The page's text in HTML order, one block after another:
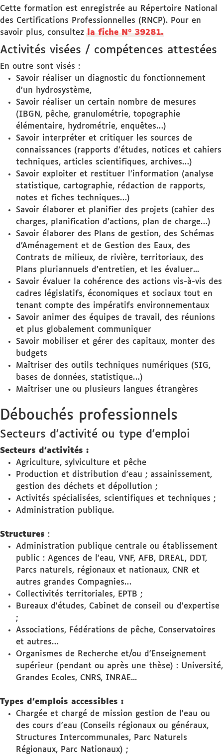
Cette formation est enregistrée au Répertoire National
des Certifications Professionnelles (RNCP). Pour en
savoir plus, consultez
la fiche N° 39281.
Activités visées / compétences attestées
En outre sont visés :
Savoir réaliser un diagnostic du fonctionnement
d’un hydrosystème,
Savoir réaliser un certain nombre de mesures
(IBGN, pêche, granulométrie, topographie
élémentaire, hydrométrie, enquêtes…)
Savoir interpréter et critiquer les sources de
connaissances (rapports d’études, notices et cahiers
techniques, articles scientifiques, archives…)
Savoir exploiter et restituer l’information (analyse
statistique, cartographie, rédaction de rapports,
notes et fiches techniques…)
Savoir élaborer et planifier des projets (cahier des
charges, planification d’actions, plan de charge…)
Savoir élaborer des Plans de gestion, des Schémas
d’Aménagement et de Gestion des Eaux, des
Contrats de milieux, de rivière, territoriaux, des
Plans pluriannuels d’entretien, et les évaluer...
Savoir évaluer la cohérence des actions vis-à-vis des
cadres législatifs, économiques et sociaux tout en
tenant compte des impératifs environnementaux
Savoir animer des équipes de travail, des réunions
et plus globalement communiquer
Savoir mobiliser et gérer des capitaux, monter des
budgets
Maîtriser des outils techniques numériques (SIG,
bases de données, statistique…)
Maîtriser une ou plusieurs langues étrangères
Débouchés professionnels
Secteurs d'activité ou type d'emploi
Secteurs d'activités :
Agriculture, sylviculture et pêche
Production et distribution d'eau ; assainissement,
gestion des déchets et dépollution ;
Activités spécialisées, scientifiques et techniques ;
Administration publique.
Structures :
Administration publique centrale ou établissement
public : Agences de l'eau, VNF, AFB, DREAL, DDT,
Parcs naturels, régionaux et nationaux, CNR et
autres grandes Compagnies…
Collectivités territoriales, EPTB ;
Bureaux d'études, Cabinet de conseil ou d'expertise
;
Associations, Fédérations de pêche, Conservatoires
et autres…
Organismes de Recherche et/ou d'Enseignement
supérieur (pendant ou après une thèse) : Université,
Grandes Ecoles, CNRS, INRAE...
Types d'emplois accessibles :
Chargée et chargé de mission gestion de l'eau ou
des cours d'eau (Conseils régionaux ou généraux,
Structures Intercommunales, Parc Naturels
Régionaux, Parc Nationaux) ;